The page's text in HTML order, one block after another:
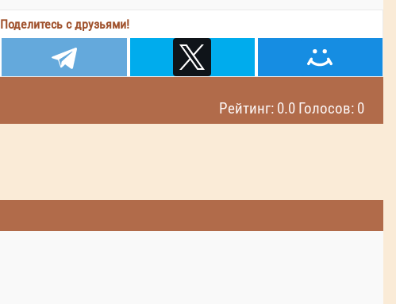
Поделитесь с друзьями!
Рейтинг: 0.0 Голосов: 0